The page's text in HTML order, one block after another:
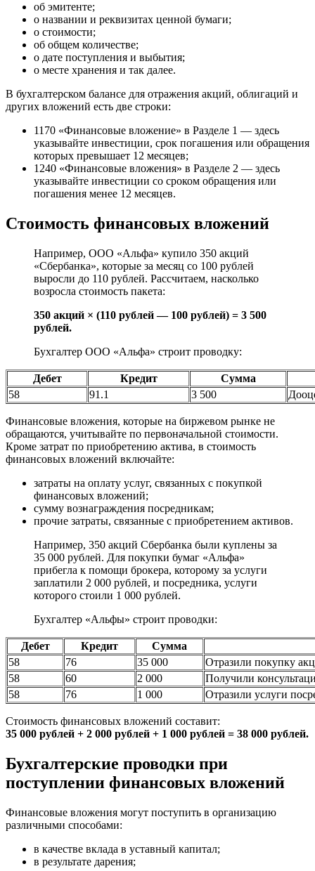
об эмитенте;
о названии и реквизитах ценной бумаги;
о стоимости;
об общем количестве;
о дате поступления и выбытия;
о месте хранения и так далее.
В бухгалтерском балансе для отражения акций, облигаций и
других вложений есть две строки:
1170 «Финансовые вложение» в Разделе 1 — здесь
указывайте инвестиции, срок погашения или обращения
которых превышает 12 месяцев;
1240 «Финансовые вложения» в Разделе 2 — здесь
указывайте инвестиции со сроком обращения или
погашения менее 12 месяцев.
Стоимость финансовых вложений
Например, ООО «Альфа» купило 350 акций
«Сбербанка», которые за месяц со 100 рублей
выросли до 110 рублей. Рассчитаем, насколько
возросла стоимость пакета:
350 акций × (110 рублей — 100 рублей) = 3 500
рублей.
Бухгалтер ООО «Альфа» строит проводку:
Дебет Кредит
Сумма
58
91.1 3 500
Финансовые вложения, которые на биржевом рынке не
обращаются, учитывайте по первоначальной стоимости.
Кроме затрат по приобретению актива, в стоимость
финансовых вложений включайте:
затраты на оплату услуг, связанных с покупкой
финансовых вложений;
сумму вознаграждения посредникам;
прочие затраты, связанные с приобретением активов.
Например, 350 акций Сбербанка были куплены за
35 000 рублей. Для покупки бумаг «Альфа»
прибегла к помощи брокера, которому за услуги
заплатили 2 000 рублей, и посредника, услуги
которого стоили 1 000 рублей.
Бухгалтер «Альфы» строит проводки:
Дебет Кредит
Сумма
58
76 35 000
Отразили покупку
58
60 2 000
Получили
58
76 1 000 Отразили услуги
Стоимость финансовых вложений составит:
35 000 рублей + 2 000 рублей + 1 000 рублей = 38 000 рублей.
Бухгалтерские проводки при
поступлении финансовых вложений
Финансовые вложения могут поступить в организацию
различными способами:
в качестве вклада в уставный капитал;
в результате дарения;